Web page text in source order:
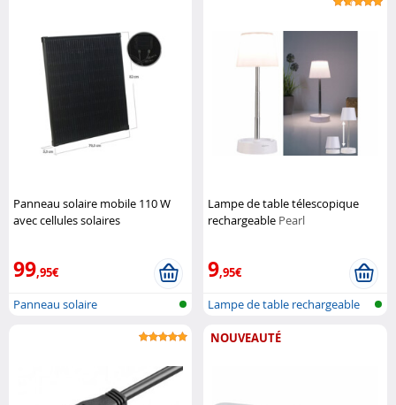
Panneau solaire mobile 110 W
avec cellules solaires
99,95€
Panneau solaire
Lampe de table télescopique
rechargeable Pearl
9,95€
Lampe de table rechargeable
NOUVEAUTÉ